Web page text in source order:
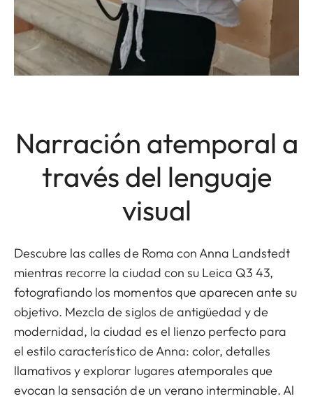
Narración atemporal a
través del lenguaje
visual
Descubre las calles de Roma con Anna Landstedt
mientras recorre la ciudad con su Leica Q3 43,
fotografiando los momentos que aparecen ante su
objetivo. Mezcla de siglos de antigüedad y de
modernidad, la ciudad es el lienzo perfecto para
el estilo característico de Anna: color, detalles
llamativos y explorar lugares atemporales que
evocan la sensación de un verano interminable. Al